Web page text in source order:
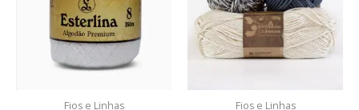
Fios e Linhas Fios e Linhas